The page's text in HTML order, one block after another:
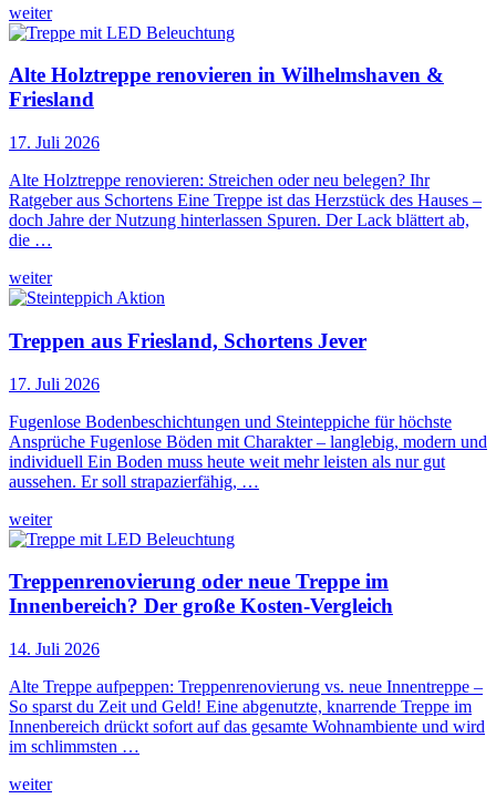
weiter
Alte Holztreppe renovieren in Wilhelmshaven &
Friesland
17. Juli 2026
Alte Holztreppe renovieren: Streichen oder neu belegen? Ihr
Ratgeber aus Schortens Eine Treppe ist das Herzstück des Hauses –
doch Jahre der Nutzung hinterlassen Spuren. Der Lack blättert ab,
die …
weiter
Treppen aus Friesland, Schortens Jever
17. Juli 2026
Fugenlose Bodenbeschichtungen und Steinteppiche für höchste
Ansprüche Fugenlose Böden mit Charakter – langlebig, modern und
individuell Ein Boden muss heute weit mehr leisten als nur gut
aussehen. Er soll strapazierfähig, …
weiter
Treppenrenovierung oder neue Treppe im
Innenbereich? Der große Kosten-Vergleich
14. Juli 2026
Alte Treppe aufpeppen: Treppenrenovierung vs. neue Innentreppe –
So sparst du Zeit und Geld! Eine abgenutzte, knarrende Treppe im
Innenbereich drückt sofort auf das gesamte Wohnambiente und wird
im schlimmsten …
weiter